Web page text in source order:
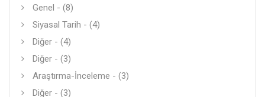
Genel - (8)
Siyasal Tarih - (4)
Diğer - (4)
Diğer - (3)
Araştırma-İnceleme - (3)
Diğer - (3)